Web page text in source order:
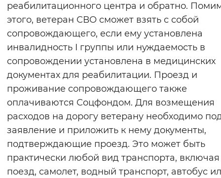
реабилитационного центра и обратно.
этого, ветеран СВО сможет взять с собой
сопровождающего, если ему установлена
инвалидность I группы или нуждаемость в
сопровождении установлена в медицинских
документах для реабилитации. Проезд и
проживание сопровождающего также
оплачиваются Соцфондом. Для возмещения
расходов на дорогу ветерану необходимо
заявление и приложить к нему документы,
подтверждающие проезд. Это может быть
практически любой вид транспорта, включая
поезд, самолет, водный транспорт, автобус